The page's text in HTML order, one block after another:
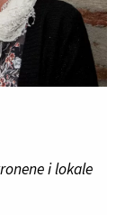
i lokale